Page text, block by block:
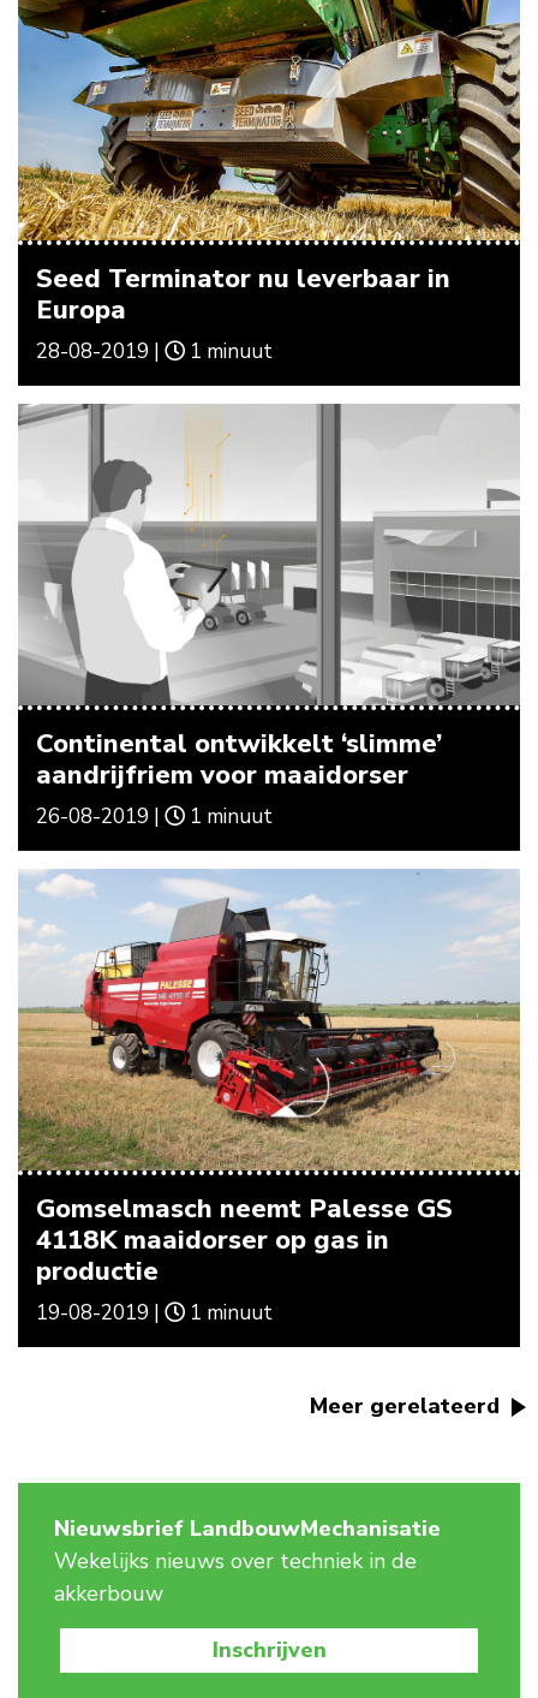
Seed Terminator nu leverbaar in
Europa
28-08-2019 | 1 minuut
Continental ontwikkelt ‘slimme’
aandrijfriem voor maaidorser
26-08-2019 | 1 minuut
Gomselmasch neemt Palesse GS
4118K maaidorser op gas in
productie
19-08-2019 | 1 minuut
Meer gerelateerd
Nieuwsbrief LandbouwMechanisatie
Wekelijks nieuws over techniek in de
akkerbouw
Inschrijven